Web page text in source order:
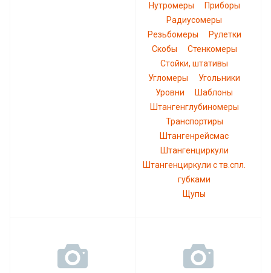
Нутромеры
Приборы
Радиусомеры
Резьбомеры
Рулетки
Скобы
Стенкомеры
Стойки, штативы
Угломеры
Угольники
Уровни
Шаблоны
Штангенглубиномеры
Транспортиры
Штангенрейсмас
Штангенциркули
Штангенциркули с тв.спл.
губками
Щупы